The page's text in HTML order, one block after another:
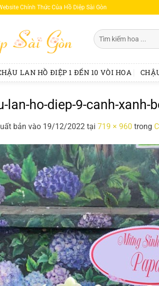
Chính Thức Của Hồ Diệp Sài Gòn
Tìm
kiếm:
LAN HỒ ĐIỆP 1 ĐẾN 10 VÒI HOA
lan-ho-diep-9-canh-xanh-
bản vào 19/12/2022 tại 719 × 960 trong